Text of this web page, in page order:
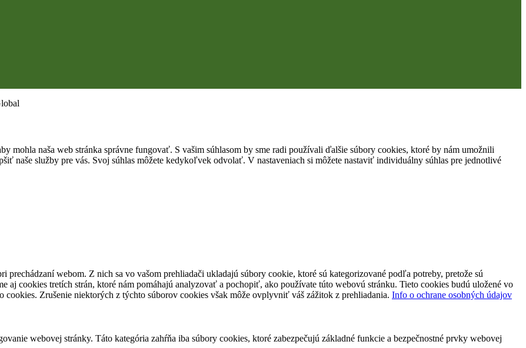
mohla naša web stránka správne fungovať. S vašim súhlasom by sme radi používali ďalšie súbory cookies, ktoré by nám umožnili
naše služby pre vás. Svoj súhlas môžete kedykoľvek odvolať. V nastaveniach si môžete nastaviť individuálny súhlas pre jednotlivé
prechádzaní webom. Z nich sa vo vašom prehliadači ukladajú súbory cookie, ktoré sú kategorizované podľa potreby, pretože sú
aj cookies tretích strán, ktoré nám pomáhajú analyzovať a pochopiť, ako používate túto webovú stránku. Tieto cookies budú uložené vo
Zrušenie niektorých z týchto súborov cookies však môže ovplyvniť váš zážitok z prehliadania. Info o ochrane osobných údajov
webovej stránky. Táto kategória zahŕňa iba súbory cookies, ktoré zabezpečujú základné funkcie a bezpečnostné prvky webovej